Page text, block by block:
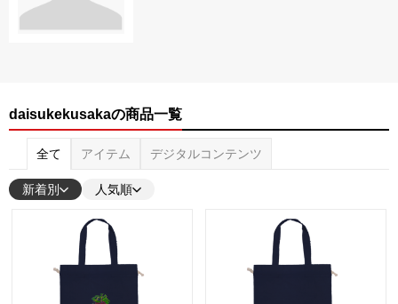
daisukekusakaの商品一覧
全て アイテム デジタルコンテンツ
新着別 人気順